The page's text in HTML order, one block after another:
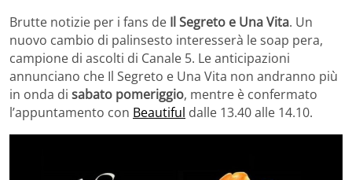
Brutte notizie per i fans de Il Segreto e Una Vita. Un
nuovo cambio di palinsesto interesserà le soap pera,
campione di ascolti di Canale 5. Le anticipazioni
annunciano che Il Segreto e Una Vita non andranno più
in onda di sabato pomeriggio, mentre è confermato
l’appuntamento con Beautiful dalle 13.40 alle 14.10.